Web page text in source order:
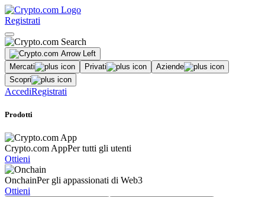
Registrati
Mercati Privati
Aziende
Scopri
AccediRegistrati
Prodotti
Crypto.com AppPer tutti gli utenti
Ottieni
OnchainPer gli appassionati di Web3
Ottieni